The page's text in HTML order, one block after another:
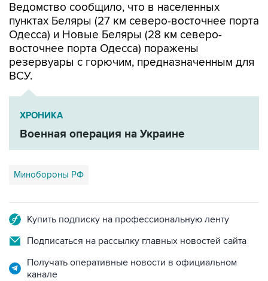
Ведомство сообщило, что в населенных
пунктах Беляры (27 км северо-восточнее порта
Одесса) и Новые Беляры (28 км северо-
восточнее порта Одесса) поражены
резервуары с горючим, предназначенным для
ВСУ.
ХРОНИКА
Военная операция на Украине
Минобороны РФ
Купить подписку на профессиональную ленту
Подписаться на рассылку главных новостей сайта
Получать оперативные новости в официальном
канале